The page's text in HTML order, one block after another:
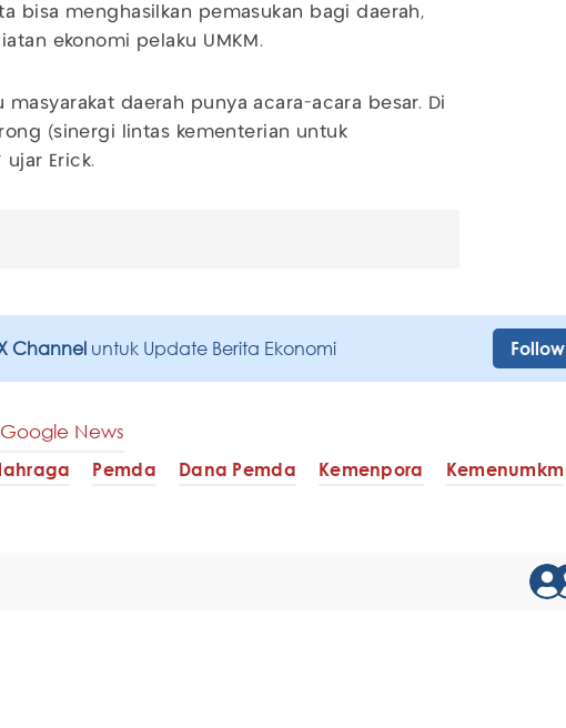
bisa menghasilkan pemasukan bagi daerah,
ekonomi pelaku UMKM.
masyarakat daerah punya acara-acara besar. Di
(sinergi lintas kementerian untuk
ujar Erick.
Channel untuk Update Berita Ekonomi Follow
Google News
Pemda Dana Pemda Kemenpora
Kemenumkm